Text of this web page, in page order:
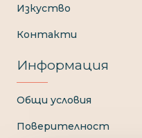
Изкуство
Контакти
Информация
Общи условия
Поверителност